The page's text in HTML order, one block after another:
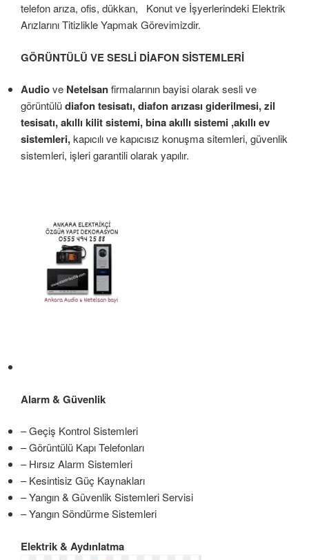
telefon arıza, ofis, dükkan,
Konut ve İşyerlerindeki Elektrik
Arızlarını Titizlikle Yapmak Görevimizdir.
GÖRÜNTÜLÜ VE SESLİ DİAFON SİSTEMLERİ
Audiove Netelsanfirmalarının bayisi olarak sesli ve
görüntülüdiafon tesisatı, diafon arızası giderilmesi, zil
tesisatı, akıllı kilit sistemi, bina akıllı sistemi ,akıllı ev
sistemleri,kapıcılı ve kapıcısız konuşma sitemleri, güvenlik
sistemleri, işleri garantili olarak yapılır.
Alarm & Güvenlik
– Geçiş Kontrol Sistemleri
– Görüntülü Kapı Telefonları
– Hırsız Alarm Sistemleri
– Kesintisiz Güç Kaynakları
– Yangın & Güvenlik Sistemleri Servisi
– Yangın Söndürme Sistemleri
Elektrik & Aydınlatma